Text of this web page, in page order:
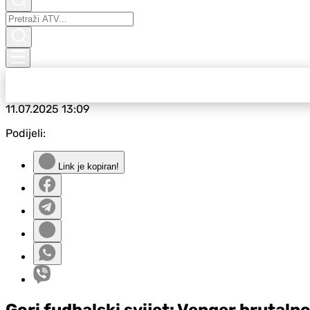
11.07.202513:09
Podijeli:
Link je kopiran!